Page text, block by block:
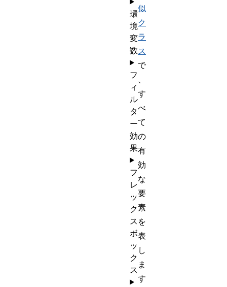
似
ク
ラ
ス
で
、
す
べ
て
の
有
効
な
要
素
を
表
し
ま
す
環
境
変
数
フ
ィ
ル
タ
ー
効
果
フ
レ
ッ
ク
ス
ボ
ッ
ク
ス